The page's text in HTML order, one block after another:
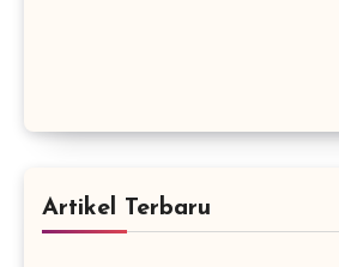
Artikel Terbaru